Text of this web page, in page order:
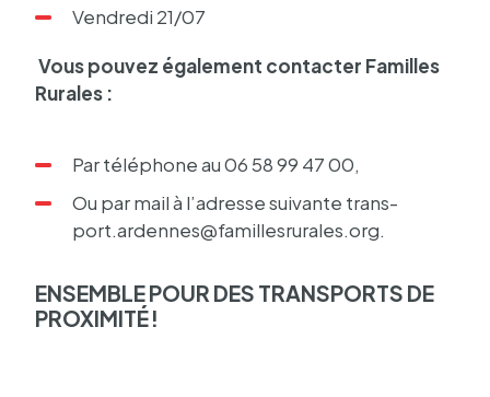
Vendredi 21/07
Vous pouvez égale­ment contac­ter Familles
Rurales :
Par télé­phone au 06 58 99 47 00,
Ou par mail à l’adresse suivante trans­
port.arden­nes@­fa­mil­les­ru­rales.org.
ENSEMBLE POUR DES TRANS­PORTS DE
PROXI­MITÉ !